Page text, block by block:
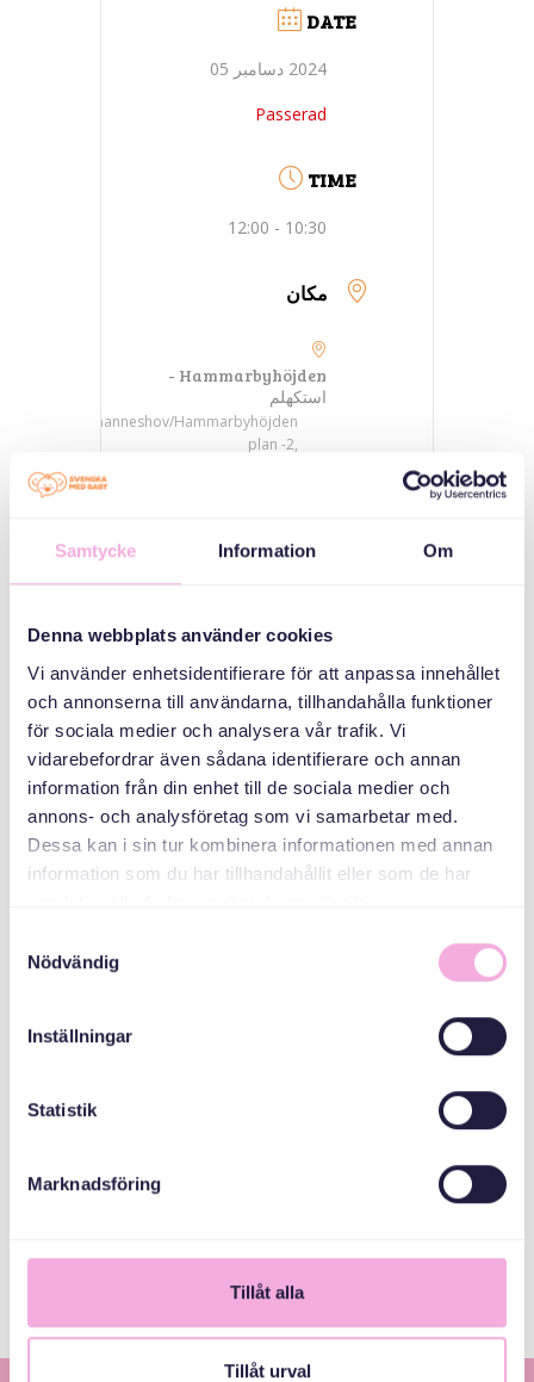
Samtycke Information Om
Denna webbplats använder cookies
Vi använder enhetsidentifierare för att anpassa innehållet
och annonserna till användarna, tillhandahålla funktioner
för sociala medier och analysera vår trafik. Vi
vidarebefordrar även sådana identifierare och annan
information från din enhet till de sociala medier och
annons- och analysföretag som vi samarbetar med.
Dessa kan i sin tur kombinera informationen med annan
information som du har tillhandahållit eller som de har
Nödvändig
Inställningar
Statistik
Marknadsföring
Tillåt alla
Tillåt urval
DATE
2024 دسامبر 05
Passerad
TIME
10:30 - 12:00
مکان
Hammarbyhöjden -
استکهلم
Johanneshov/Hammarbyhöjden
plan -2,
دسته بندی ها
کنند
سازمان دهنده